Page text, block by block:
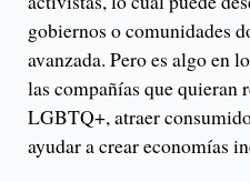
gobiernos o comunidades
avanzada. Pero es algo en
las compañías que quieran
LGBTQ+, atraer
ayudar a crear economías